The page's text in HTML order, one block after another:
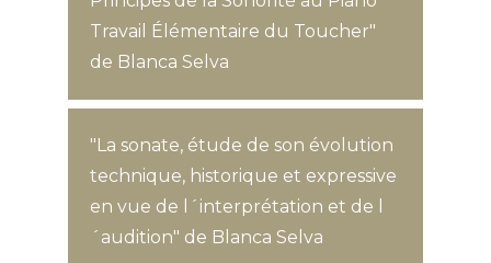
Travail Élémentaire du Toucher"
de Blanca Selva
"La sonate, étude de son évolution
technique, historique et expressive
en vue de l´interprétation et de l
´audition" de Blanca Selva